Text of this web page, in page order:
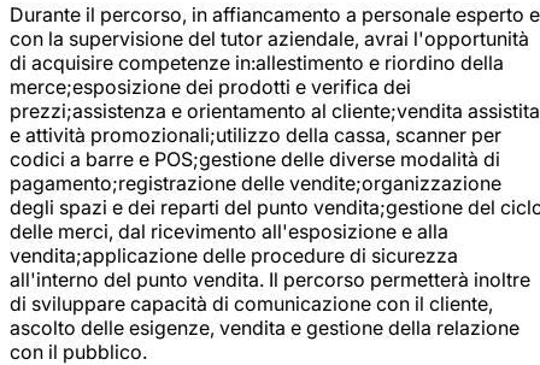
Durante il percorso, in affiancamento a personale esperto e
con la supervisione del tutor aziendale, avrai l'opportunità
di acquisire competenze in:allestimento e riordino della
merce;esposizione dei prodotti e verifica dei
prezzi;assistenza e orientamento al cliente;vendita assistita
e attività promozionali;utilizzo della cassa, scanner per
codici a barre e POS;gestione delle diverse modalità di
pagamento;registrazione delle vendite;organizzazione
degli spazi e dei reparti del punto vendita;gestione del
delle merci, dal ricevimento all'esposizione e alla
vendita;applicazione delle procedure di sicurezza
all'interno del punto vendita. Il percorso permetterà inoltre
di sviluppare capacità di comunicazione con il cliente,
ascolto delle esigenze, vendita e gestione della relazione
con il pubblico.